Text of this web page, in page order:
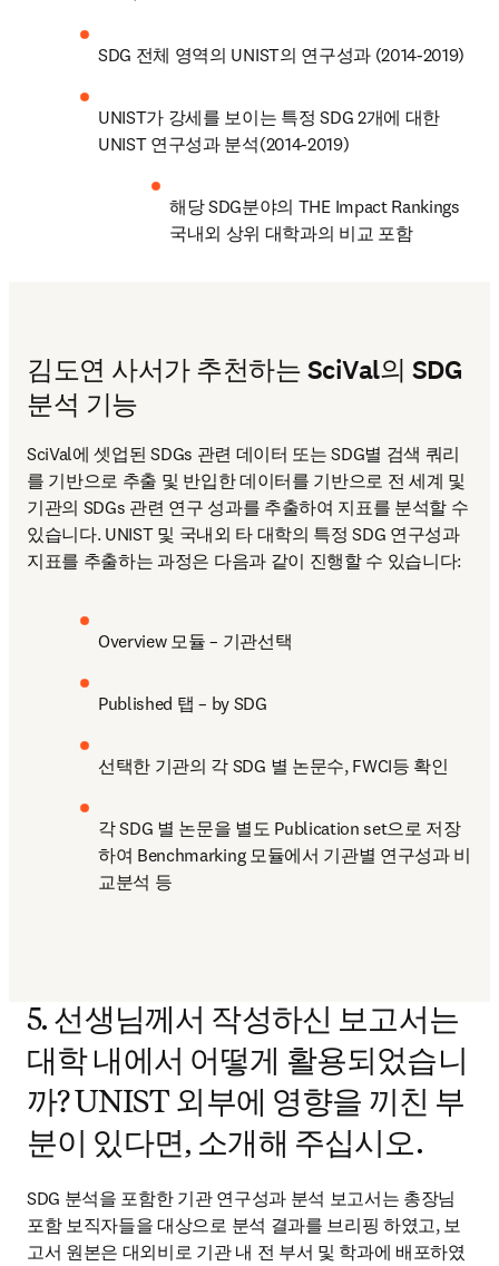
SDG 전체 영역의 UNIST의 연구성과 (2014-2019)
UNIST가 강세를 보이는 특정 SDG 2개에 대한
UNIST 연구성과 분석(2014-2019)
해당 SDG분야의 THE Impact Rankings
국내외 상위 대학과의 비교 포함
김도연 사서가 추천하는 SciVal의 SDG
분석 기능
SciVal에 셋업된 SDGs 관련 데이터 또는 SDG별 검색 쿼리
를 기반으로 추출 및 반입한 데이터를 기반으로 전 세계 및
기관의 SDGs 관련 연구 성과를 추출하여 지표를 분석할 수
있습니다. UNIST 및 국내외 타 대학의 특정 SDG 연구성과
지표를 추출하는 과정은 다음과 같이 진행할 수 있습니다:
Overview 모듈 – 기관선택
Published 탭 – by SDG
선택한 기관의 각 SDG 별 논문수, FWCI등 확인
각 SDG 별 논문을 별도 Publication set으로 저장
하여 Benchmarking 모듈에서 기관별 연구성과 비
교분석 등
5. 선생님께서 작성하신 보고서는
대학 내에서 어떻게 활용되었습니
까? UNIST 외부에 영향을 끼친 부
분이 있다면, 소개해 주십시오.
SDG 분석을 포함한 기관 연구성과 분석 보고서는 총장님
포함 보직자들을 대상으로 분석 결과를 브리핑 하였고, 보
고서 원본은 대외비로 기관 내 전 부서 및 학과에 배포하였